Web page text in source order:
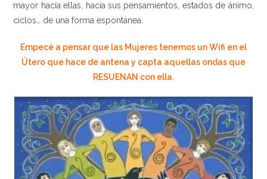
mayor hacía ellas, hacia sus pensamientos, estados de ánimo,
ciclos… de una forma espontánea.
Empecé a pensar que las Mujeres tenemos un Wifi en el
Útero que hace de antena y capta aquellas ondas que
RESUENAN con ella.